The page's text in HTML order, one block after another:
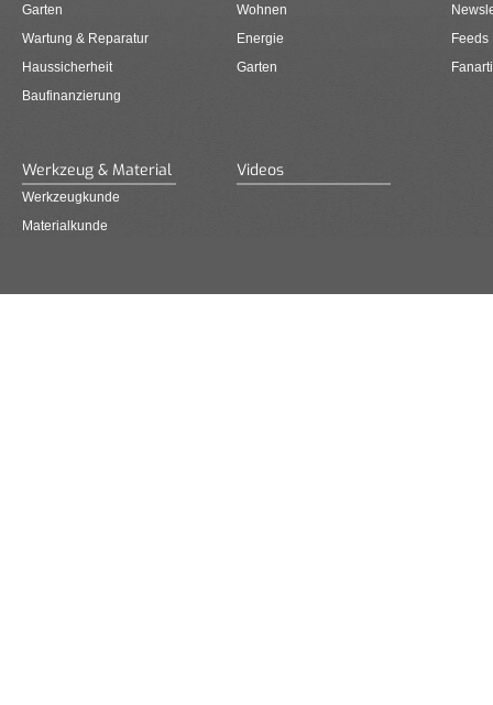
Garten
Wartung & Reparatur
Haussicherheit
Baufinanzierung
Wohnen
Energie
Garten
Feeds
Werkzeug & Material
Werkzeugkunde
Materialkunde
Videos